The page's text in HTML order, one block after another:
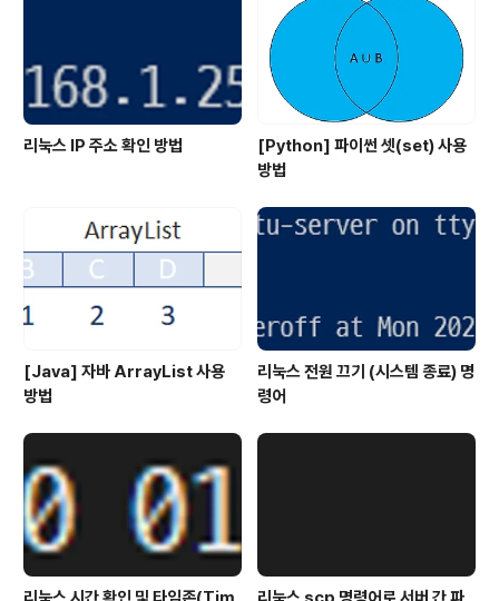
리눅스 IP 주소 확인 방법
[Python] 파이썬 셋(set) 사용
방법
[Java] 자바 ArrayList 사용
방법
리눅스 전원 끄기 (시스템 종료) 명
령어